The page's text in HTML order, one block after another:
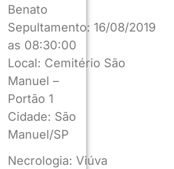
Benato
Sepultamento: 16/08/2019
as 08:30:00
Local: Cemitério São
Manuel –
Portão 1
Cidade: São
Manuel/SP
Necrologia: Viúva